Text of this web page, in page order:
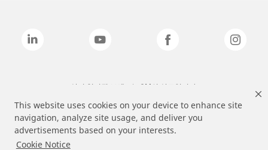
This website uses cookies on your device to enhance site
navigation, analyze site usage, and deliver you
advertisements based on your interests.
Cookie Notice
상기 열거된 브랜드는 3M의 상표입니다.